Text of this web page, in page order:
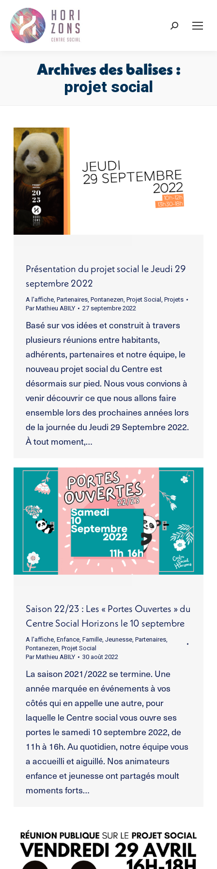
Recherche
Archives des balises :
projet social
Présentation du projet social le Jeudi 29
septembre 2022
A l'affiche, Partenaires, Pontanezen Projet Social
Projets
ParMathieu ABILY 27 septembre 2022
Basé sur vos idées et construit à travers
plusieurs réunions entre habitants,
adhérents, partenaires et notre équipe, le
nouveau projet social du Centre est
désormais sur pied. Nous vous convions à
venir découvrir ce que nous allons faire
ensemble lors des prochaines années lors
de la journée du Jeudi 29 Septembre 2022.
À tout moment,…
Saison 22/23 : Les « Portes Ouvertes » du
Centre Social Horizons le 10 septembre
A l'affiche, Enfance, Famille, Jeunesse, Partenaires,
Pontanezen Projet Social
ParMathieu ABILY 30 août 2022
La saison 2021/2022 se termine. Une
année marquée en événements à vos
côtés qui en appelle une autre, pour
laquelle le Centre social vous ouvre ses
portes le samedi 10 septembre 2022, de
11h à 16h. Au quotidien, notre équipe vous
a accueilli et aiguillé. Nos animateurs
enfance et jeunesse ont partagés moult
moments forts…